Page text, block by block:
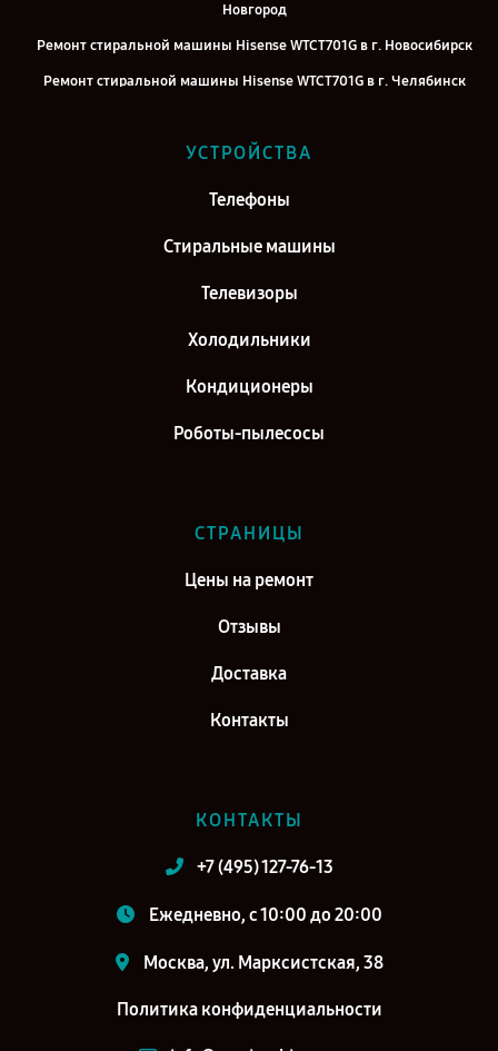
Новгород
Ремонт стиральной машины Hisense WTCT701G в г. Новосибирск
Ремонт стиральной машины Hisense WTCT701G в г. Челябинск
Ремонт стиральной машины Hisense WTCT701G в г. Казань
Ремонт стиральной машины Hisense WTCT701G в г. Самара
Ремонт стиральной машины Hisense WTCT701G в г. Киров
УСТРОЙСТВА
Телефоны
Стиральные машины
Телевизоры
Холодильники
Кондиционеры
Роботы-пылесосы
СТРАНИЦЫ
Цены на ремонт
Отзывы
Доставка
Контакты
КОНТАКТЫ
+7 (495) 127-76-13
Ежедневно, с 10:00 до 20:00
Москва, ул. Марксистская, 38
Политика конфиденциальности